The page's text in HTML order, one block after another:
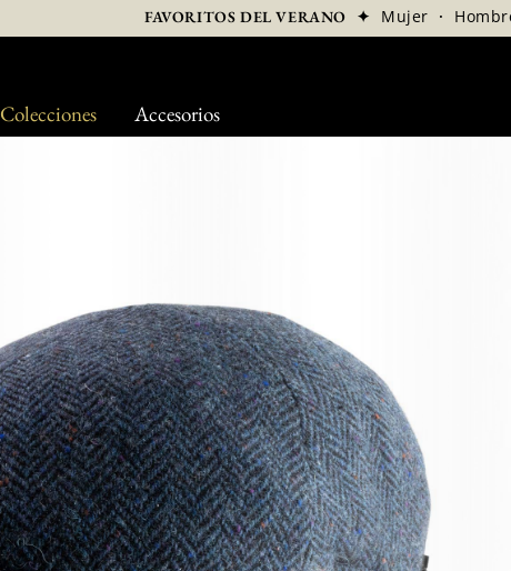
Colecciones Accesorios
FAVORITOS DEL VERANO ✦ Mujer ·